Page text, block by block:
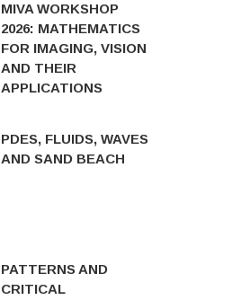
MIVA WORKSHOP
2026: MATHEMATICS
FOR IMAGING, VISION
AND THEIR
APPLICATIONS
PDES, FLUIDS, WAVES
AND SAND BEACH
PATTERNS AND
CRITICAL